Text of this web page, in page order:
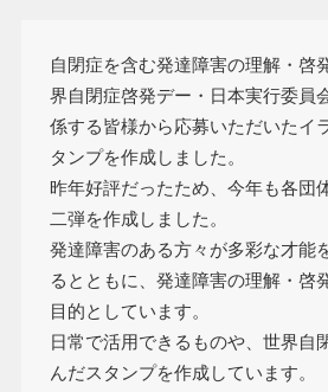
自閉症を含む発達障害の理解・啓
界自閉症啓発デー・日本実行委員
係する皆様から応募いただいたイ
タンプを作成しました。
昨年好評だったため、今年も各団
二弾を作成しました。
発達障害のある方々が多彩な才能
るとともに、発達障害の理解・啓
目的としています。
日常で活用できるものや、世界自
んだスタンプを作成しています。